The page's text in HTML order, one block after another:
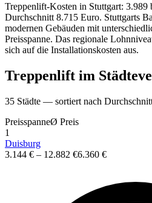
Treppenlift-Kosten in Stuttgart: 3.989
Durchschnitt 8.715 Euro. Stuttgarts
modernen Gebäuden mit
Preisspanne. Das regionale
sich auf die Installationskosten aus.
Treppenlift im Stä
35 Städte — sortiert nach
PreisspanneØ Preis
1
Duisburg
3.144 € – 12.882 €6.360 €